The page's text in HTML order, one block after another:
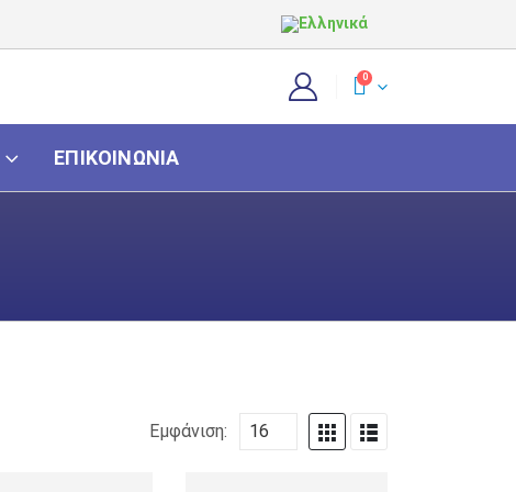
0
ΕΠΙΚΟΙΝΩΝΊΑ
Εμφάνιση: